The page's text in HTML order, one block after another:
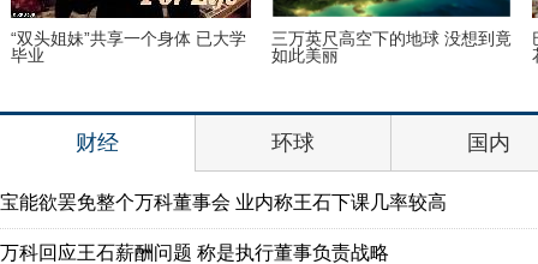
“双头姐妹”共享一个身体 已大学
毕业
三万英尺高空下的地球 没想到竟
如此美丽
财经 环球 国内
宝能欲罢免整个万科董事会 业内称王石下课几率较高
万科回应王石薪酬问题 称是执行董事负责战略